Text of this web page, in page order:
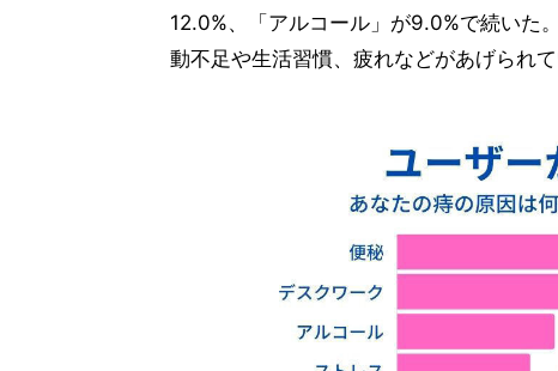
12.0%、「アルコール」が9.0%で続いた
動不足や生活習慣、疲れなどがあげられて